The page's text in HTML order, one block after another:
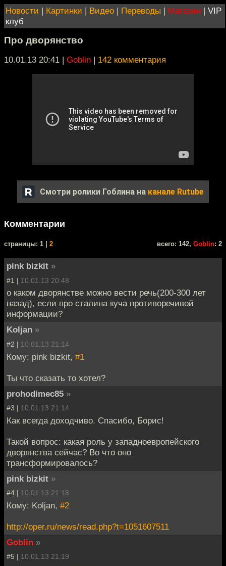
Новости | Картинки | Видео | Переводы | Магазин | VIP
клуб
Про дворянство
10.01.13 20:41 | Goblin | 142 комментария
Смотри ролики Гоблина на канале Rutube
Комментарии
cтраницы: 1 | 2 всего: 142, Goblin: 2
pink bizkit »
#1 | 10.01.13 20:48
о каком дворянстве можно вести речь(200-300 лет
назад), если про сталина куча противоречивой
информации?
Koljan »
#2 | 10.01.13 21:14
Кому: pink bizkit, #1
Ты что сказать то хотел?
prohodimec85 »
#3 | 10.01.13 21:14
Как всегда доходчиво. Спасибо, Борис!
Такой вопрос: какая роль у западноевропейского
дворянства сейчас? Во что оно
трансформировалось?
pink bizkit »
#4 | 10.01.13 21:18
Кому: Koljan, #2
http://oper.ru/news/read.php?t=1051607511
Goblin »
#5 | 10.01.13 21:19